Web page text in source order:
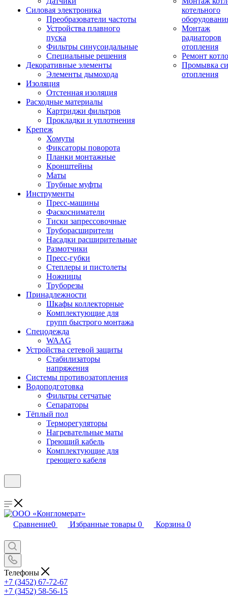
Силовая электроника
Преобразователи частоты
Устройства плавного
пуска
Фильтры синусоидальные
Специальные решения
Декоративные элементы
Элементы дымохода
Изоляция
Отстенная изоляция
Расходные материалы
Картриджи фильтров
Прокладки и уплотнения
Крепеж
Хомуты
Фиксаторы поворота
Планки монтажные
Кронштейны
Маты
Трубные муфты
Инструменты
Пресс-машины
Фаскосниматели
Тиски запрессовочные
Труборасширители
Насадки расширительные
Размотчики
Пресс-губки
Степлеры и пистолеты
Ножницы
Труборезы
Принадлежности
Шкафы коллекторные
Комплектующие для
групп быстрого монтажа
Спецодежда
WAAG
Устройства сетевой защиты
Стабилизаторы
напряжения
Системы противозатопления
Водоподготовка
Фильтры сетчатые
Сепараторы
Тёплый пол
Терморегуляторы
Нагревательные маты
Греющий кабель
Комплектующие для
греющего кабеля
котельного
Монтаж
радиаторов
отопления
Ремонт
Промывка
отопления
Сравнение0 Избранные товары 0 Корзина 0
Телефоны
+7 (3452) 67-72-67
+7 (3452) 58-56-15